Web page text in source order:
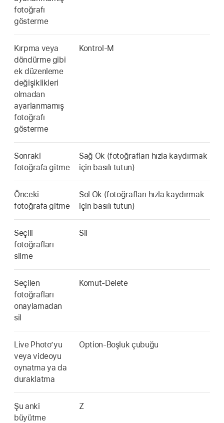
fotoğrafı
gösterme
Kırpma veya
döndürme gibi
ek düzenleme
değişiklikleri
olmadan
ayarlanmamış
fotoğrafı
gösterme
Kontrol-M
Sonraki
fotoğrafa gitme
Sağ Ok (fotoğrafları hızla kaydırmak
için basılı tutun)
Önceki
fotoğrafa gitme
Sol Ok (fotoğrafları hızla kaydırmak
için basılı tutun)
Seçili
fotoğrafları
silme
Sil
Seçilen
fotoğrafları
onaylamadan
sil
Komut-Delete
Live Photo’yu
veya videoyu
oynatma ya da
duraklatma
Option-Boşluk çubuğu
Şu anki
büyütme
Z